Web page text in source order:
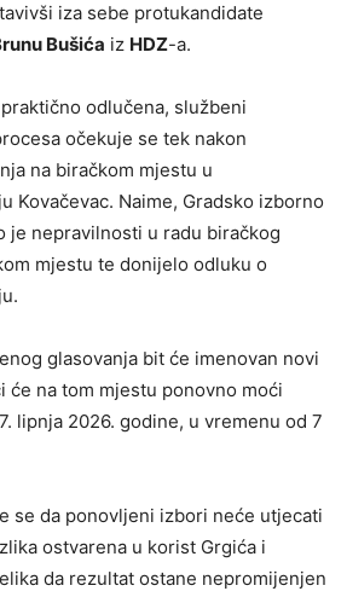
iza sebe protukandidate
Bušića iz HDZ-a.
odlučena, službeni
očekuje se tek nakon
na biračkom mjestu u
Kovačevac. Naime, Gradsko izborno
je nepravilnosti u radu biračkog
mjestu te donijelo odluku o
glasovanja bit će imenovan novi
će na tom mjestu ponovno moći
lipnja 2026. godine, u vremenu od 7
se da ponovljeni izbori neće utjecati
ostvarena u korist Grgića i
da rezultat ostane nepromijenjen